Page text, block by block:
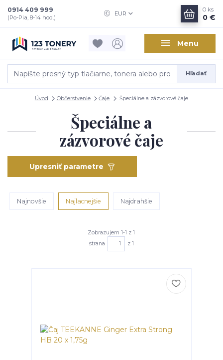
Menu
EUR
Hľadať
0914 409 999
(Po-Pia, 8-14 hod.)
0 ks
0 €
Úvod Občerstvenie Čaje Špeciálne a zázvorové čaje
Špeciálne a
zázvorové čaje
Upresniť parametre
Najnovšie Najlacnejšie Najdrahšie
Zobrazujem 1-1 z 1
strana
z 1